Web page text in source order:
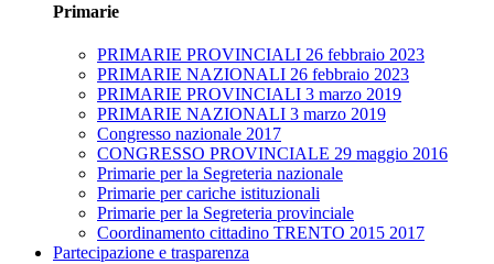
Primarie
PRIMARIE PROVINCIALI 26 febbraio 2023
PRIMARIE NAZIONALI 26 febbraio 2023
PRIMARIE PROVINCIALI 3 marzo 2019
PRIMARIE NAZIONALI 3 marzo 2019
Congresso nazionale 2017
CONGRESSO PROVINCIALE 29 maggio 2016
Primarie per la Segreteria nazionale
Primarie per cariche istituzionali
Primarie per la Segreteria provinciale
Coordinamento cittadino TRENTO 2015 2017
Partecipazione e trasparenza